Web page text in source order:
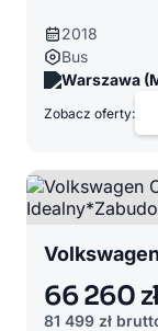
2018
Bus
Warszawa
Zobacz oferty:
66 260
81 499 zł